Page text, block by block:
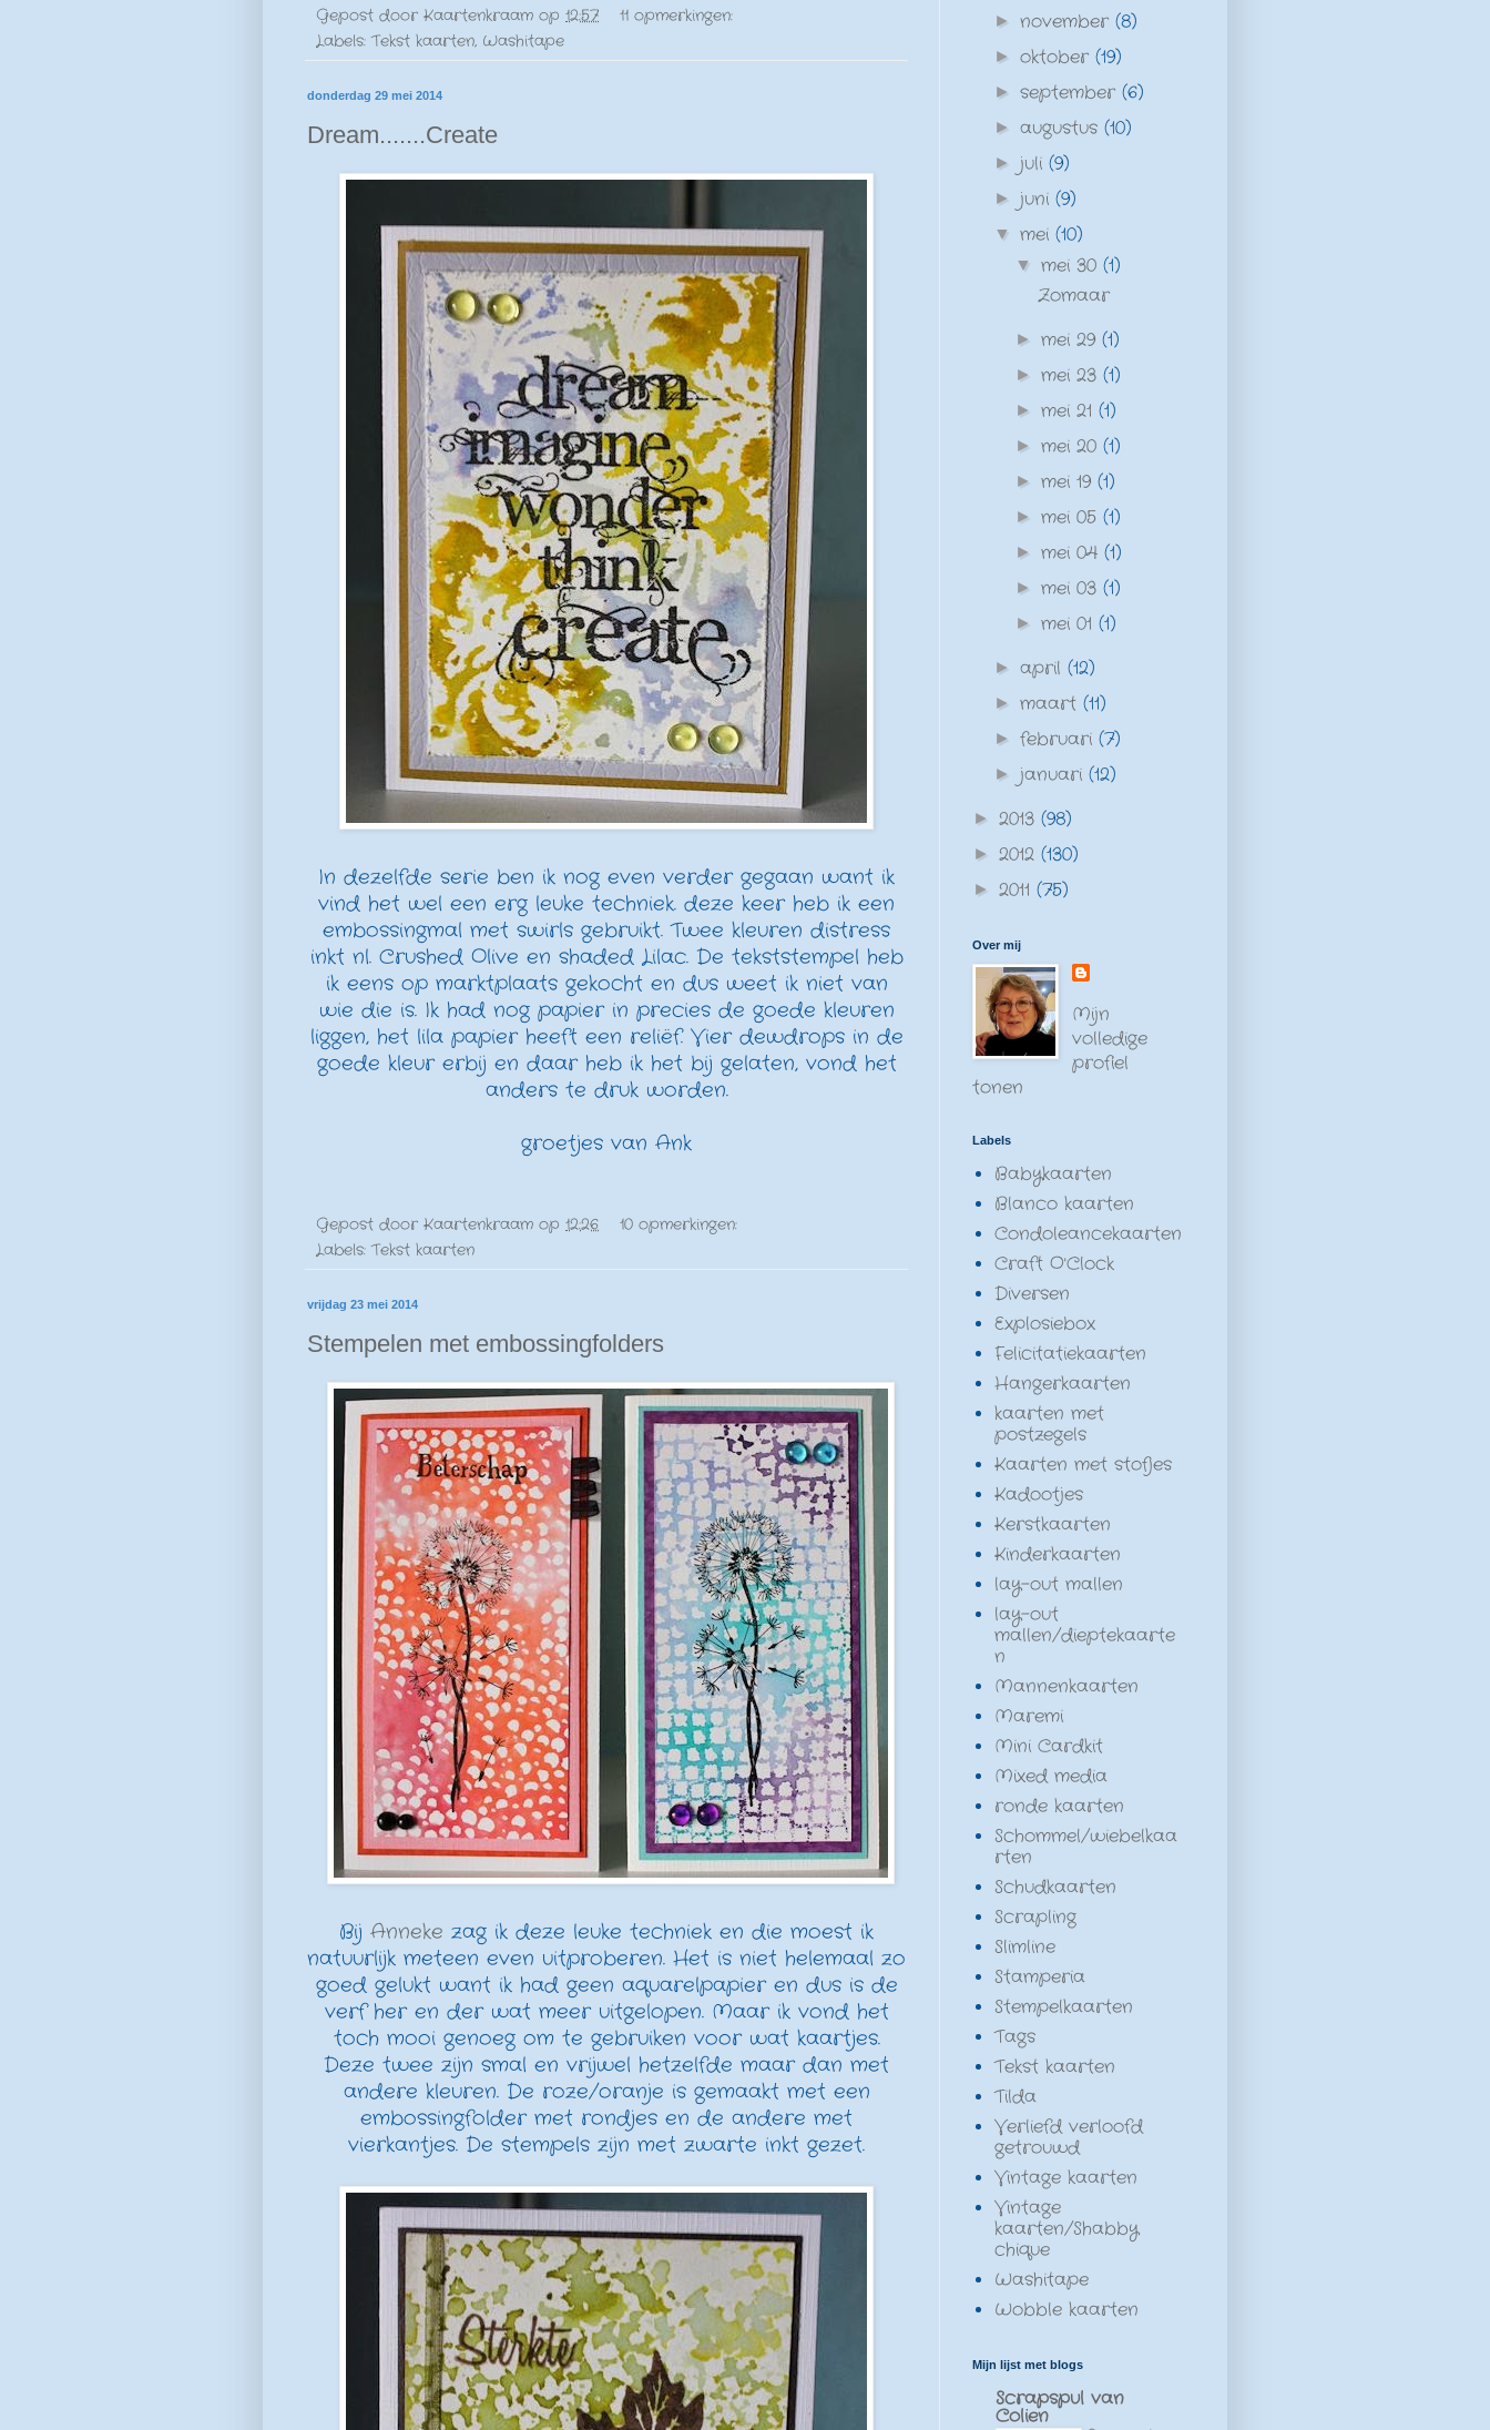
Gepost door Kaartenkraam op 12:57
11 opmerkingen:
Labels:Tekst kaarten, Washitape
donderdag 29 mei 2014
Dream.......Create
In dezelfde serie ben ik nog even verder gegaan want ik
vind het wel een erg leuke techniek. deze keer heb ik een
embossingmal met swirls gebruikt. Twee kleuren distress
inkt nl. Crushed Olive en shaded Lilac. De tekststempel heb
ik eens op marktplaats gekocht en dus weet ik niet van
wie die is. Ik had nog papier in precies de goede kleuren
liggen, het lila papier heeft een reliëf. Vier dewdrops in de
goede kleur erbij en daar heb ik het bij gelaten, vond het
anders te druk worden.
groetjes van Ank
Gepost door Kaartenkraam op 12:26
10 opmerkingen:
Labels:Tekst kaarten
vrijdag 23 mei 2014
Stempelen met embossingfolders
Bij Anneke zag ik deze leuke techniek en die moest ik
natuurlijk meteen even uitproberen. Het is niet helemaal zo
goed gelukt want ik had geen aquarelpapier en dus is de
verf her en der wat meer uitgelopen. Maar ik vond het
toch mooi genoeg om te gebruiken voor wat kaartjes.
Deze twee zijn smal en vrijwel hetzelfde maar dan met
andere kleuren. De roze/oranje is gemaakt met een
embossingfolder met rondjes en de andere met
vierkantjes. De stempels zijn met zwarte inkt gezet.
►november(8)
►oktober(19)
►september(6)
►augustus(10)
► juli(9)
► juni(9)
▼mei(10)
▼mei 30(1)
Zomaar
►mei 29(1)
►mei 23(1)
►mei 21(1)
►mei 20(1)
►mei 19(1)
►mei 05(1)
►mei 04(1)
►mei 03(1)
►mei 01(1)
►april(12)
►maart(11)
►februari(7)
► januari(12)
► 2013 (98)
► 2012 (130)
► 2011 (75)
Over mij
Mijn
volledige
profiel
tonen
Labels
Babykaarten
Blanco kaarten
Condoleancekaarten
Craft O'Clock
Diversen
Explosiebox
Felicitatiekaarten
Hangerkaarten
kaarten met
postzegels
Kaarten met stofjes
Kadootjes
Kerstkaarten
Kinderkaarten
lay-out mallen
lay-out
mallen/dieptekaarte
n
Mannenkaarten
Maremi
Mini Cardkit
Mixed media
ronde kaarten
Schommel/wiebelkaa
rten
Schudkaarten
Scrapling
Slimline
Stamperia
Stempelkaarten
Tags
Tekst kaarten
Tilda
Verliefd verloofd
getrouwd
Vintage kaarten
Vintage
kaarten/Shabby
chique
Washitape
Wobble kaarten
Mijn lijst met blogs
Scrapspul van
Colien